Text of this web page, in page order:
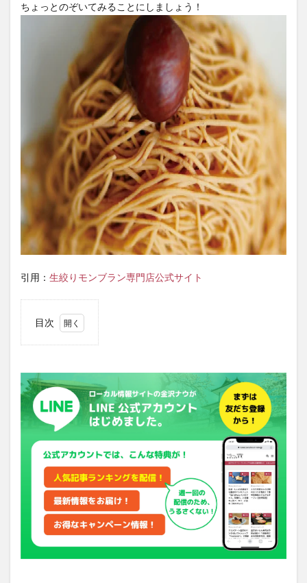
ちょっとのぞいてみることにしましょう！
引用： 生絞りモンブラン専門店公式サイト
目次
目玉
がつ
いた
可愛
い生
絞り
モン
ブラ
ハロ
ンバ
ョン
2